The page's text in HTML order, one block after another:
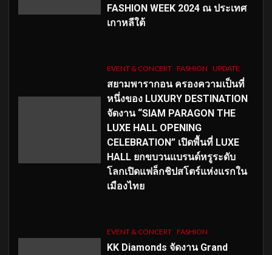
FASHION WEEK 2024 ณ ประเทศ
เกาหลีใต้
EVENT & CONCERT FASHION UPDATE
สยามพารากอน ครองความเป็นที่
หนึ่งของ LUXURY DESTINATION
จัดงาน “SIAM PARAGON THE
LUXE HALL OPENING
CELEBRATION” เปิดพื้นที่ LUXE
HALL ยกขบวนแบรนด์หรูระดับ
โลกเปิดแฟล็กชิปสโตร์แห่งแรกใน
เมืองไทย
EVENT & CONCERT FASHION
KK Diamonds จัดงาน Grand